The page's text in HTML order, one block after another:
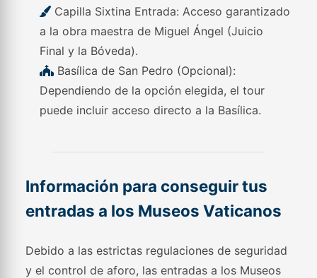
Capilla Sixtina Entrada: Acceso garantizado
a la obra maestra de Miguel Ángel (Juicio
Final y la Bóveda).
Basílica de San Pedro (Opcional):
Dependiendo de la opción elegida, el tour
puede incluir acceso directo a la Basílica.
Información para conseguir tus
entradas a los Museos Vaticanos
Debido a las estrictas regulaciones de seguridad
y el control de aforo, las entradas a los Museos